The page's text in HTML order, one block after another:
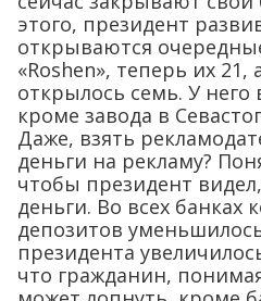
этого, президент
открываются
«Roshen», теперь их
открылось семь. У него
кроме завода в
Даже, взять
деньги на рекламу?
чтобы президент
деньги. Во всех банках
депозитов
президента
что гражданин,